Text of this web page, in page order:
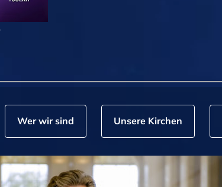
Wer wir sind Unsere Kirchen